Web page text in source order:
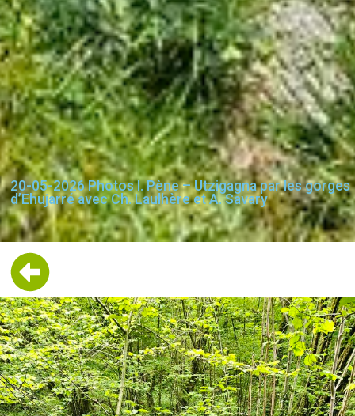
20-05-2026 Photos I. Pène – Utzigagna par les gorges
d’Ehujarré avec Ch. Laulhère et A. Savary